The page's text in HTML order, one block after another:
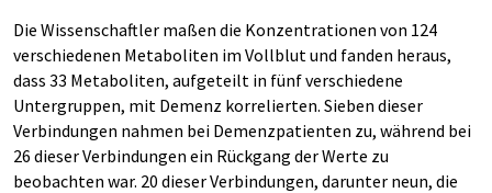
Die Wissenschaftler maßen die Konzentrationen von 124
verschiedenen Metaboliten im Vollblut und fanden heraus,
dass 33 Metaboliten, aufgeteilt in fünf verschiedene
Untergruppen, mit Demenz korrelierten. Sieben dieser
Verbindungen nahmen bei Demenzpatienten zu, während bei
26 dieser Verbindungen ein Rückgang der Werte zu
beobachten war. 20 dieser Verbindungen, darunter neun, die